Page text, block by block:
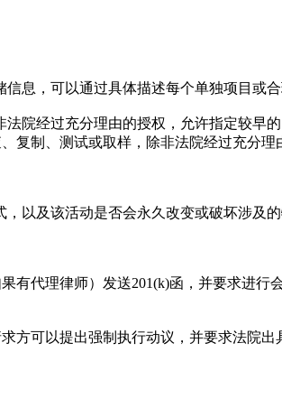
息，可以通过具体描述每个单独项目或
院经过充分理由的授权，允许指定较早
制、测试或取样，除非法院经过充分理
以及该活动是否会永久改变或破坏涉及的
代理律师）发送201(k)函，并要求进行
可以提出强制执行动议，并要求法院